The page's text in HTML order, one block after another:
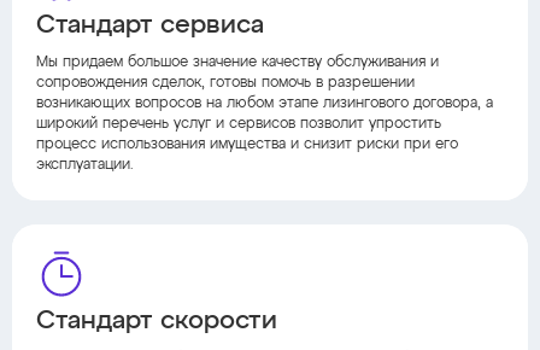
Стандарт сервиса
Мы придаем большое значение качеству обслуживания и
сопровождения сделок, готовы помочь в разрешении
возникающих вопросов на любом этапе лизингового договора, а
широкий перечень услуг и сервисов позволит упростить
процесс использования имущества и снизит риски при его
эксплуатации.
Стандарт скорости